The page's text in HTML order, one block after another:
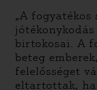
„A fogyatékos
birtokosai. A
beteg
felelősséget
eltartottak,